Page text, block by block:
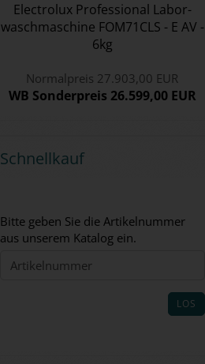
Elec­tro­lux Pro­fes­sio­nal La­bor­
wasch­ma­schi­ne FOM71CLS - E AV -
6kg
Normalpreis 27.903,00 EUR
WB Sonderpreis 26.599,00 EUR
Schnellkauf
BITTE
GEBEN
DIE
Bitte geben Sie die Artikelnummer
aus unserem Katalog ein.
LOS